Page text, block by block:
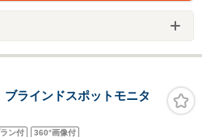
ラインドスポットモニタ
ン付 360°画像付